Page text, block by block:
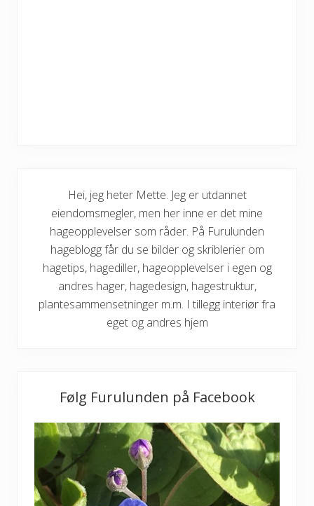
Hei, jeg heter Mette. Jeg er utdannet
eiendomsmegler, men her inne er det mine
hageopplevelser som råder. På Furulunden
hageblogg får du se bilder og skriblerier om
hagetips, hagediller, hageopplevelser i egen og
andres hager, hagedesign, hagestruktur,
plantesammensetninger m.m. I tillegg interiør fra
eget og andres hjem
Følg Furulunden på Facebook